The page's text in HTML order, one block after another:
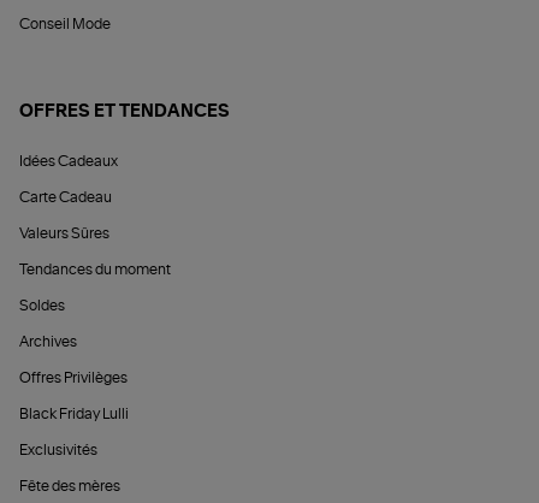
Conseil Mode
OFFRES ET TENDANCES
Idées Cadeaux
Carte Cadeau
Valeurs Sûres
Tendances du moment
Soldes
Archives
Offres Privilèges
Black Friday Lulli
Exclusivités
Fête des mères